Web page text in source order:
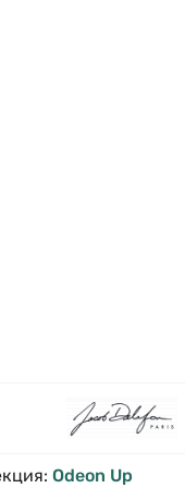
Odeon Up